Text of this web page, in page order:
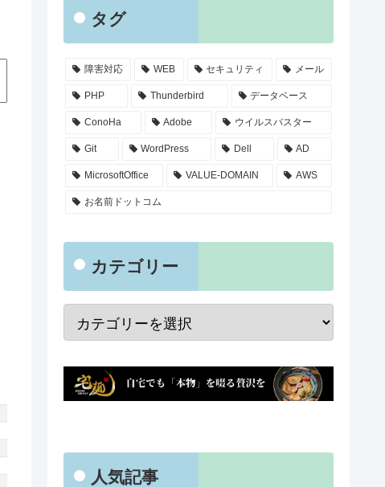
タグ
障害対応 WEB セキュリティ メール
PHP Thunderbird データベース
ConoHa Adobe ウイルスバスター
Git WordPress Dell AD
MicrosoftOffice VALUE-DOMAIN AWS
お名前ドットコム
カテゴリー
人気記事